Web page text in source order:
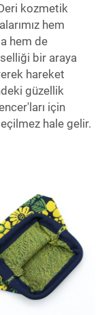
kozmetik
hem
hem de
bir araya
hareket
güzellik
için
hale gelir.